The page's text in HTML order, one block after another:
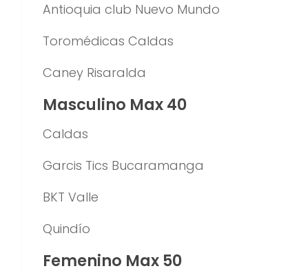
Antioquia club Nuevo Mundo
Toromédicas Caldas
Caney Risaralda
Masculino Max 40
Caldas
Garcis Tics Bucaramanga
BKT Valle
Quindío
Femenino Max 50